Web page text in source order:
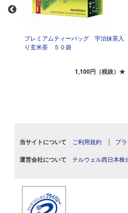
プレミアムティーバッグ 宇治抹茶入
り玄米茶 ５０袋
1,100円（税抜）★
当サイトについて ご利用規約 | プ
運営会社について テルウェル西日本株